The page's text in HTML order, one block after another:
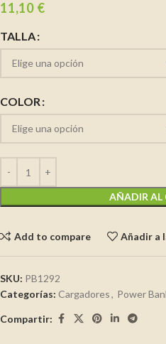
11,10 €
TALLA
COLOR
AÑADIR AL
Add to compare Añadir a
SKU: PB1292
Categorías: Cargadores, Power
Compartir: